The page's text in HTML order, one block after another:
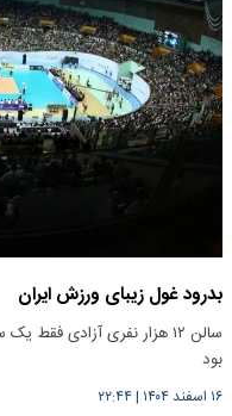
بدرود غول زیبای ورزش ایران
سالن ۱۲ هزار نفری آزادی
بود
۱۶ اسفند ۱۴۰۴ |۲۲:۴۴